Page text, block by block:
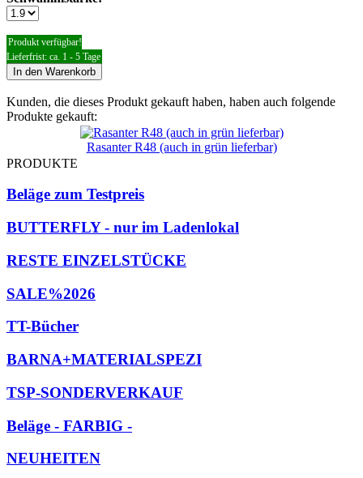
Produkt verfügbar!
Lieferfrist: ca. 1 - 5 Tage
In den Warenkorb
Kunden, die dieses Produkt gekauft haben, haben auch folgende
Produkte gekauft:
Rasanter R48 (auch in grün lieferbar)
PRODUKTE
Beläge zum Testpreis
BUTTERFLY - nur im Ladenlokal
RESTE EINZELSTÜCKE
SALE%2026
TT-Bücher
BARNA+MATERIALSPEZI
TSP-SONDERVERKAUF
Beläge - FARBIG -
NEUHEITEN